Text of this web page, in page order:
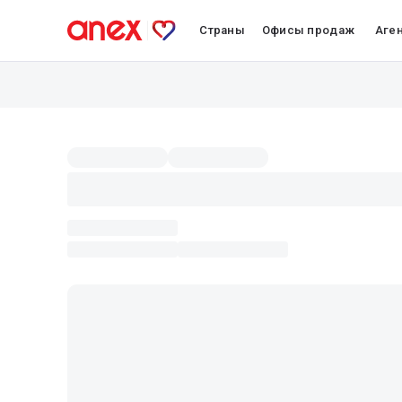
Страны Офисы продаж